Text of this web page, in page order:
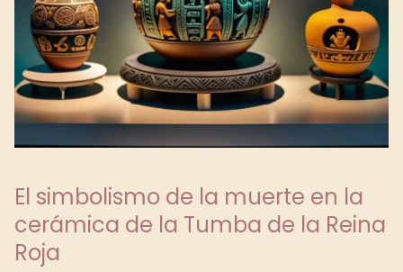
El simbolismo de la muerte en la
cerámica de la Tumba de la Reina
Roja